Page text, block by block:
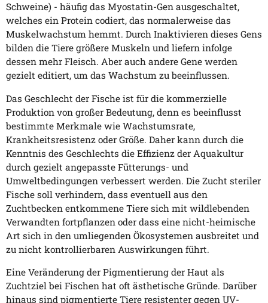
Schweine) - häufig das Myostatin-Gen ausgeschaltet,
welches ein Protein codiert, das normalerweise das
Muskelwachstum hemmt. Durch Inaktivieren dieses Gens
bilden die Tiere größere Muskeln und liefern infolge
dessen mehr Fleisch. Aber auch andere Gene werden
gezielt editiert, um das Wachstum zu beeinflussen.
Das Geschlecht der Fische ist für die kommerzielle
Produktion von großer Bedeutung, denn es beeinflusst
bestimmte Merkmale wie Wachstumsrate,
Krankheitsresistenz oder Größe. Daher kann durch die
Kenntnis des Geschlechts die Effizienz der Aquakultur
durch gezielt angepasste Fütterungs- und
Umweltbedingungen verbessert werden. Die Zucht steriler
Fische soll verhindern, dass eventuell aus den
Zuchtbecken entkommene Tiere sich mit wildlebenden
Verwandten fortpflanzen oder dass eine nicht-heimische
Art sich in den umliegenden Ökosystemen ausbreitet und
zu nicht kontrollierbaren Auswirkungen führt.
Eine Veränderung der Pigmentierung der Haut als
Zuchtziel bei Fischen hat oft ästhetische Gründe. Darüber
hinaus sind pigmentierte Tiere resistenter gegen UV-